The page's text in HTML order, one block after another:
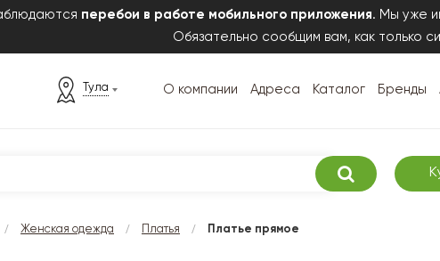
перебои в работе мобильного приложения. Мы уже
Обязательно сообщим вам, как только
Тула О компании Адреса Каталог Бренды
/ Женская одежда / Платья / Платье прямое